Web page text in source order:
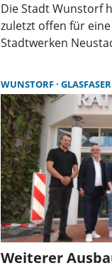
Die Stadt Wunstorf
zuletzt offen für
Stadtwerken
echter
sein.
WUNSTORF GLASFASER
Weiterer